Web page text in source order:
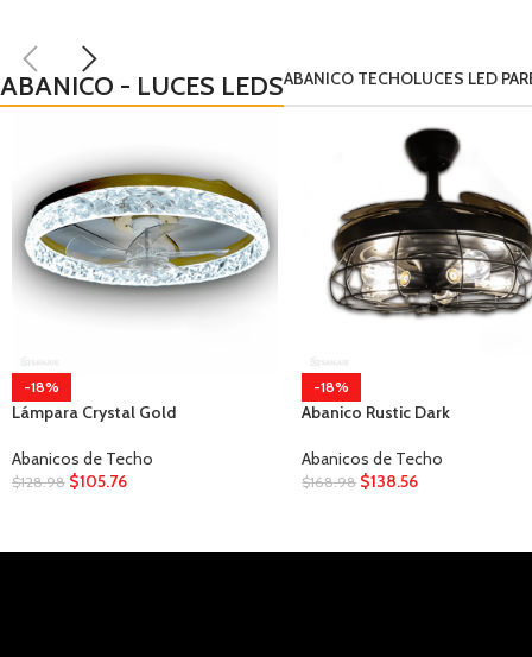
ABANICO - LUCES LEDSABANICO TECHOLUCES LED
-18%
Abanico Rustic Dark
Abanicos de Techo
$168.98 $138.56
Abanico Umber
Abanicos de Techo
168.98 $138.56